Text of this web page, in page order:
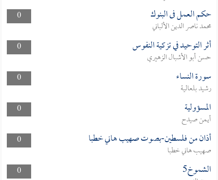
0
حكم العمل فى البنوك
محمد ناصر الدين الألباني
0
أثر التوحيد في تزكية النفوس
حسن أبو الأشبال الزهيري
0
سورة النساء
رشيد بلعالية
0
المسؤولية
أيمن صيدح
0
أذان من فلسطين-بصوت صهيب هاني خطبا
صهيب هاني خطبا
0
الشموخ5